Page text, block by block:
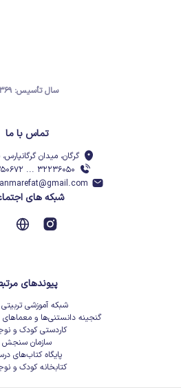
سال تأسیس: ۱۳۶۹
تماس با ما
گرگان، میدان
۳۲۲۳۶۰۵۰ ... ۳۲۳۵۰۶۷۲ ۰۱۷ کد
شبکه های
پیوندهای
شبکه آموزشی
گنجینه دانستنی‌ها و
کاردستی کودک و
سازمان سنجش
پایگاه کتاب‌های
کتابخانه کودک و